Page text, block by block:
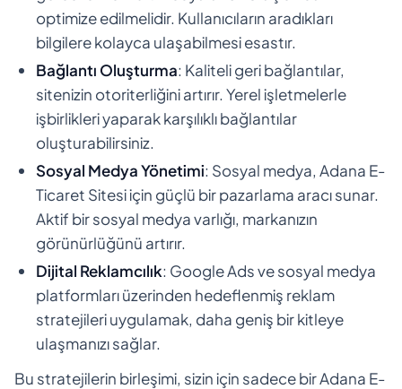
optimize edilmelidir. Kullanıcıların aradıkları
bilgilere kolayca ulaşabilmesi esastır.
Bağlantı Oluşturma: Kaliteli geri bağlantılar,
sitenizin otoriterliğini artırır. Yerel işletmelerle
işbirlikleri yaparak karşılıklı bağlantılar
oluşturabilirsiniz.
Sosyal Medya Yönetimi: Sosyal medya, Adana E-
Ticaret Sitesi için güçlü bir pazarlama aracı sunar.
Aktif bir sosyal medya varlığı, markanızın
görünürlüğünü artırır.
Dijital Reklamcılık: Google Ads ve sosyal medya
platformları üzerinden hedeflenmiş reklam
stratejileri uygulamak, daha geniş bir kitleye
ulaşmanızı sağlar.
Bu stratejilerin birleşimi, sizin için sadece bir Adana E-